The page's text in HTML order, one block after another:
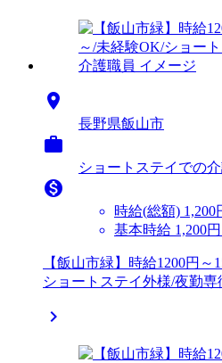

長野県飯山市

ショートステイでの

時給(総額) 1,200
基本時給 1,200
【飯山市緑】時給1200円
ショートステイ外様/夜勤専
